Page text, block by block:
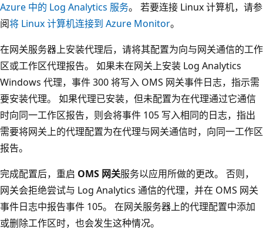
Azure 中的 Log Analytics 服务。 若要连接 Linux 计算机，请参
阅将 Linux 计算机连接到 Azure Monitor。
在网关服务器上安装代理后，请将其配置为向与网关通信的工作
区或工作区代理报告。 如果未在网关上安装 Log Analytics
Windows 代理，事件 300 将写入 OMS 网关事件日志，指示需
要安装代理。 如果代理已安装，但未配置为在代理通过它通信
时向同一工作区报告，则会将事件 105 写入相同的日志，指出
需要将网关上的代理配置为在代理与网关通信时，向同一工作区
报告。
完成配置后，重启 OMS 网关服务以应用所做的更改。 否则，
网关会拒绝尝试与 Log Analytics 通信的代理，并在 OMS 网关
事件日志中报告事件 105。 在网关服务器上的代理配置中添加
或删除工作区时，也会发生这种情况。